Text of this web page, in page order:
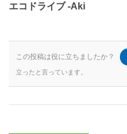
エコドライブ -Aki
この投稿は役に立ちましたか？
立ったと言っています。